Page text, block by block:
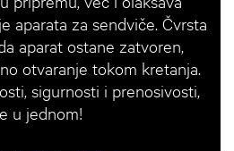
aparata za sendviče. Čvrsta
aparat ostane zatvoren,
otvaranje tokom kretanja.
sigurnosti i prenosivosti,
u jednom!